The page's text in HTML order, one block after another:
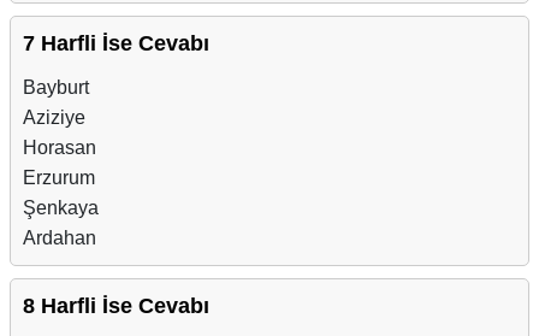
7 Harfli İse Cevabı
Bayburt
Aziziye
Horasan
Erzurum
Şenkaya
Ardahan
8 Harfli İse Cevabı